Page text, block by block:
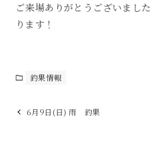
ご来場ありがとうございまし
ります！
釣果情報
6月9日(日) 雨 釣果